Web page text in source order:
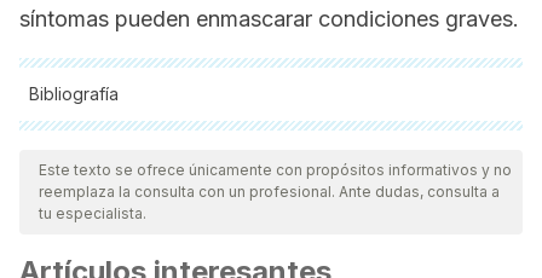
síntomas pueden enmascarar condiciones graves.
Bibliografía
Todas las fuentes citadas fueron revisadas a profundidad por
nuestro equipo, para asegurar su calidad, confiabilidad,
vigencia y validez.La bibliografía de este artículo fue
científica.
Este texto se ofrece únicamente con propósitos informativos y no
reemplaza la consulta con un profesional. Ante dudas, consulta a
tu especialista.